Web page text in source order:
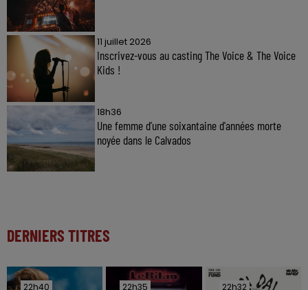
11 juillet 2026
Inscrivez-vous au casting The Voice & The Voice
Kids !
18h36
Une femme d'une soixantaine d'années morte
noyée dans le Calvados
DERNIERS TITRES
22h40
22h40 22h35
22h35 22h32
22h32